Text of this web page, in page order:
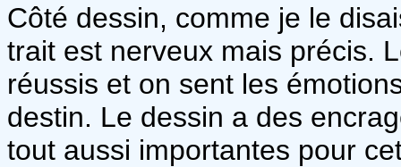
Côté dessin, comme je le
trait est nerveux mais précis.
réussis et on sent les
destin. Le dessin a des
tout aussi importantes pour